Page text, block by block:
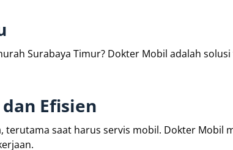
Surabaya Timur? Dokter Mobil adalah
Efisien
terutama saat harus servis mobil. Dokter Mobil